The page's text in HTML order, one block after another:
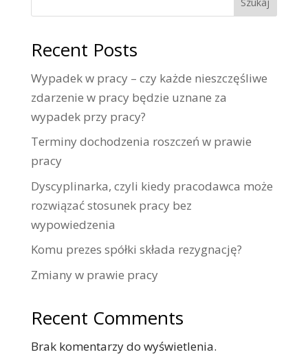
Szukaj
Recent Posts
Wypadek w pracy – czy każde nieszczęśliwe
zdarzenie w pracy będzie uznane za
wypadek przy pracy?
Terminy dochodzenia roszczeń w prawie
pracy
Dyscyplinarka, czyli kiedy pracodawca może
rozwiązać stosunek pracy bez
wypowiedzenia
Komu prezes spółki składa rezygnację?
Zmiany w prawie pracy
Recent Comments
Brak komentarzy do wyświetlenia.